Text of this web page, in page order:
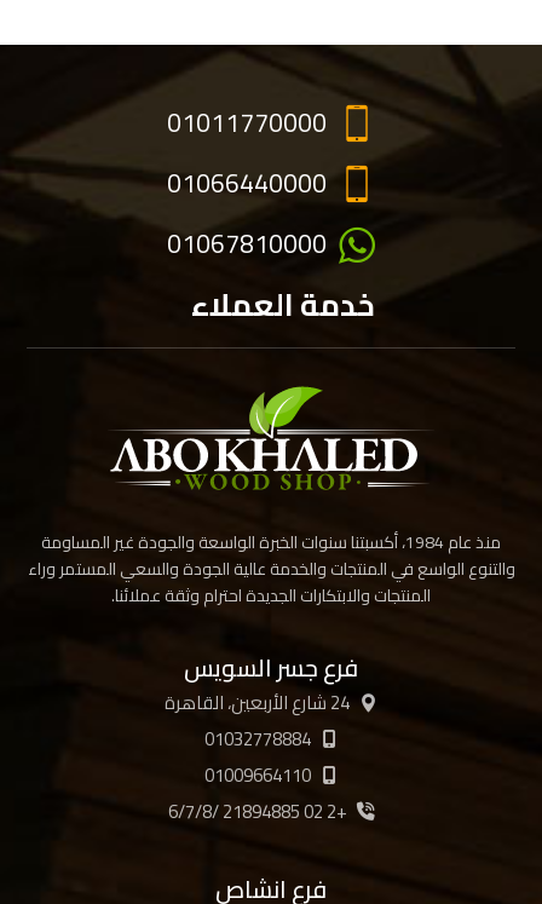
01011770000
01066440000
01067810000
خدمة العملاء
منذ عام 1984، أكسبتنا سنوات الخبرة الواسعة والجودة غير المساومة
والتنوع الواسع في المنتجات والخدمة عالية الجودة والسعي المستمر وراء
المنتجات والابتكارات الجديدة احترام وثقة عملائنا.
فرع جسر السويس
24 شارع الأربعين، القاهرة
01032778884
01009664110
+2 02 21894885 /6/7/8
فرع انشاص